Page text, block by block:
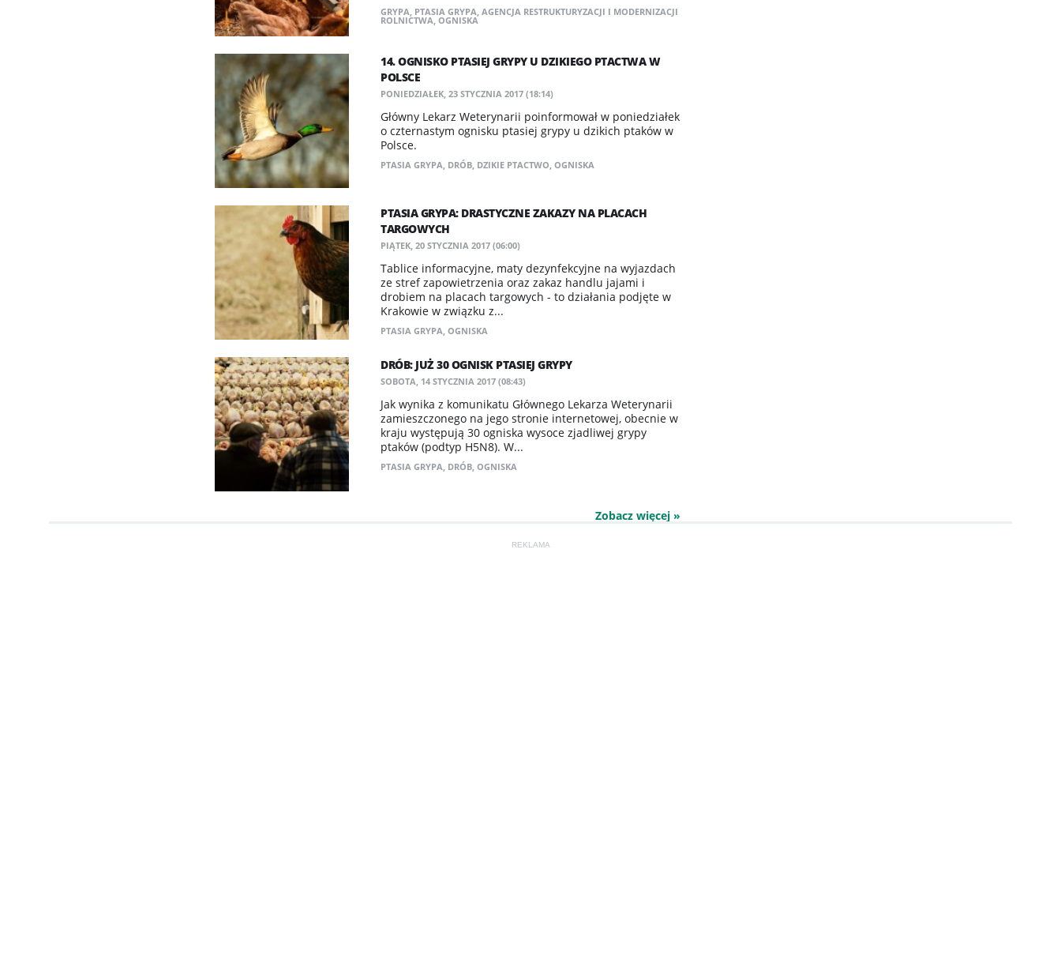
GRYPA, PTASIA GRYPA, AGENCJA RESTRUKTURYZACJI I MODERNIZACJI
ROLNICTWA, OGNISKA
14. OGNISKO PTASIEJ GRYPY U DZIKIEGO PTACTWA W
POLSCE
PONIEDZIAŁEK, 23 STYCZNIA 2017 (18:14)
Główny Lekarz Weterynarii poinformował w poniedziałek
o czternastym ognisku ptasiej grypy u dzikich ptaków w
Polsce.
PTASIA GRYPA, DRÓB, DZIKIE PTACTWO, OGNISKA
PTASIA GRYPA: DRASTYCZNE ZAKAZY NA PLACACH
TARGOWYCH
PIĄTEK, 20 STYCZNIA 2017 (06:00)
Tablice informacyjne, maty dezynfekcyjne na wyjazdach
ze stref zapowietrzenia oraz zakaz handlu jajami i
drobiem na placach targowych - to działania podjęte w
Krakowie w związku z...
PTASIA GRYPA, OGNISKA
DRÓB: JUŻ 30 OGNISK PTASIEJ GRYPY
SOBOTA, 14 STYCZNIA 2017 (08:43)
Jak wynika z komunikatu Głównego Lekarza Weterynarii
zamieszczonego na jego stronie internetowej, obecnie w
kraju występują 30 ogniska wysoce zjadliwej grypy
ptaków (podtyp H5N8). W...
PTASIA GRYPA, DRÓB, OGNISKA
Zobacz więcej »
REKLAMA